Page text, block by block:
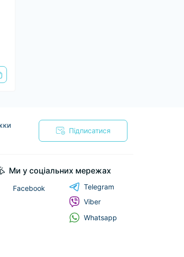
Підписатися
Ми у соціальних мережах
Facebook
Telegram
Viber
Whatsapp